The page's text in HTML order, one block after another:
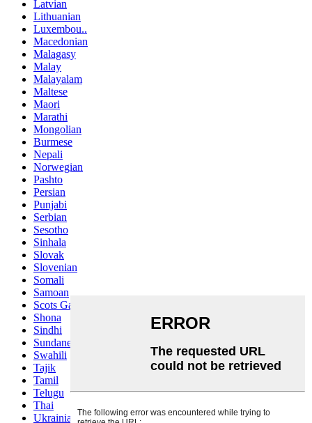
Latvian
Lithuanian
Luxembou..
Macedonian
Malagasy
Malay
Malayalam
Maltese
Maori
Marathi
Mongolian
Burmese
Nepali
Norwegian
Pashto
Persian
Punjabi
Serbian
Sesotho
Sinhala
Slovak
Slovenian
Somali
Samoan
Scots Gaelic
Shona
Sindhi
Sundanese
Swahili
Tajik
Tamil
Telugu
Thai
Ukrainian